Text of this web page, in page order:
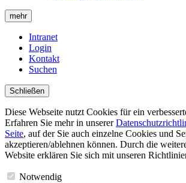
mehr
Intranet
Login
Kontakt
Suchen
Schließen
Diese Webseite nutzt Cookies für ein
Erfahren Sie mehr in unserer
Seite, auf der Sie auch einzelne Cookies und
akzeptieren/ablehnen können. Durch die
Website erklären Sie sich mit unseren
Notwendig